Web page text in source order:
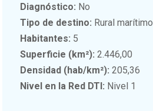
Diagnóstico: No
Tipo de destino: Rural marítimo
Habitantes: 5
Superficie (km²): 2.446,00
Densidad (hab/km²): 205,36
Nivel en la Red DTI: Nivel 1